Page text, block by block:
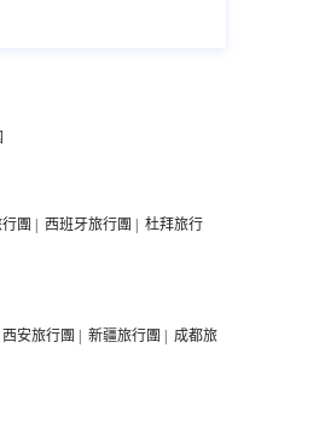
團 | 西班牙旅行團 | 杜拜旅行
西安旅行團 | 新疆旅行團 | 成都旅